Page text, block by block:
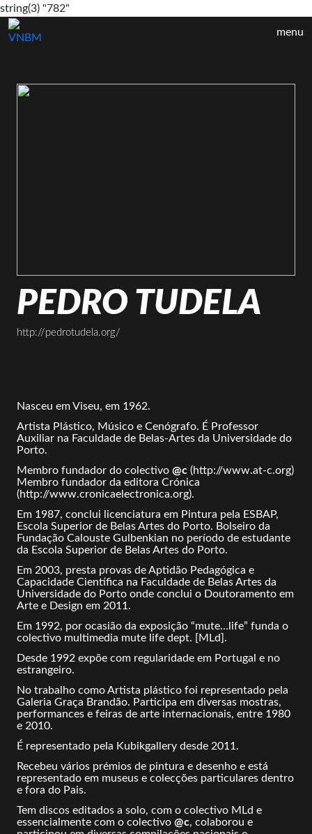
menu
string(3) "782"
PEDRO TUDELA
http://pedrotudela.org/
Nasceu em Viseu, em 1962.
Artista Plástico, Músico e Cenógrafo. É Professor
Auxiliar na Faculdade de Belas-Artes da Universidade do
Porto.
Membro fundador do colectivo @c (http://www.at-c.org)
Membro fundador da editora Crónica
(http://www.cronicaelectronica.org).
Em 1987, conclui licenciatura em Pintura pela ESBAP,
Escola Superior de Belas Artes do Porto. Bolseiro da
Fundação Calouste Gulbenkian no período de estudante
da Escola Superior de Belas Artes do Porto.
Em 2003, presta provas de Aptidão Pedagógica e
Capacidade Científica na Faculdade de Belas Artes da
Universidade do Porto onde conclui o Doutoramento em
Arte e Design em 2011.
Em 1992, por ocasião da exposição “mute…life” funda o
colectivo multimedia mute life dept. [MLd].
Desde 1992 expõe com regularidade em Portugal e no
estrangeiro.
No trabalho como Artista plástico foi representado pela
Galeria Graça Brandão. Participa em diversas mostras,
performances e feiras de arte internacionais, entre 1980
e 2010.
É representado pela Kubikgallery desde 2011.
Recebeu vários prémios de pintura e desenho e está
representado em museus e colecções particulares dentro
e fora do Pais.
Tem discos editados a solo, com o colectivo MLd e
essencialmente com o colectivo @c, colaborou e